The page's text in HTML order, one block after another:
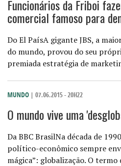
Funcionários da Friboi
comercial famoso para
Do El PaísA gigante JBS, a
do mundo, provou do seu
premiada estratégia de
MUNDO | 07.06.2015 - 20H22
O mundo vive uma
Da BBC BrasilNa década de
político-econômico sempre
mágica”: globalização. O